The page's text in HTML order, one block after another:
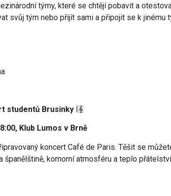
týmy, které se chtějí pobavit a
svůj tým nebo přijít sami a připojit se k jinému
studentů Brusinky
Klub Lumos v Brně
koncert Café de Paris. Těšit se
španělštině, komorní atmosféru a teplo